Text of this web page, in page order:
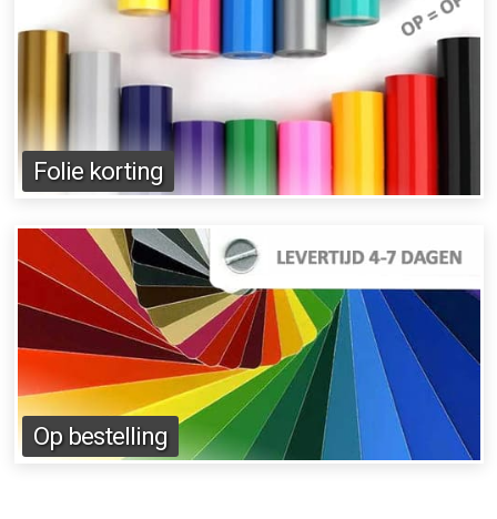
Folie korting
Op bestelling